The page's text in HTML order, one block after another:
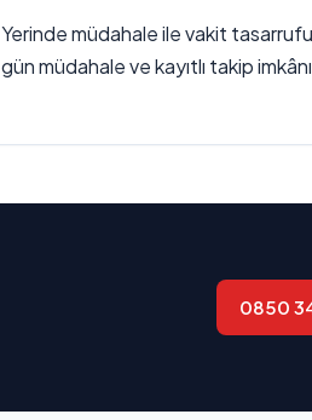
Yerinde müdahale ile vakit
gün müdahale ve kayıtlı takip
0850